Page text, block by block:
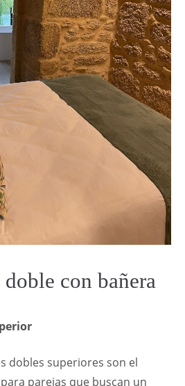
con bañera
dobles superiores son el
parejas que buscan un